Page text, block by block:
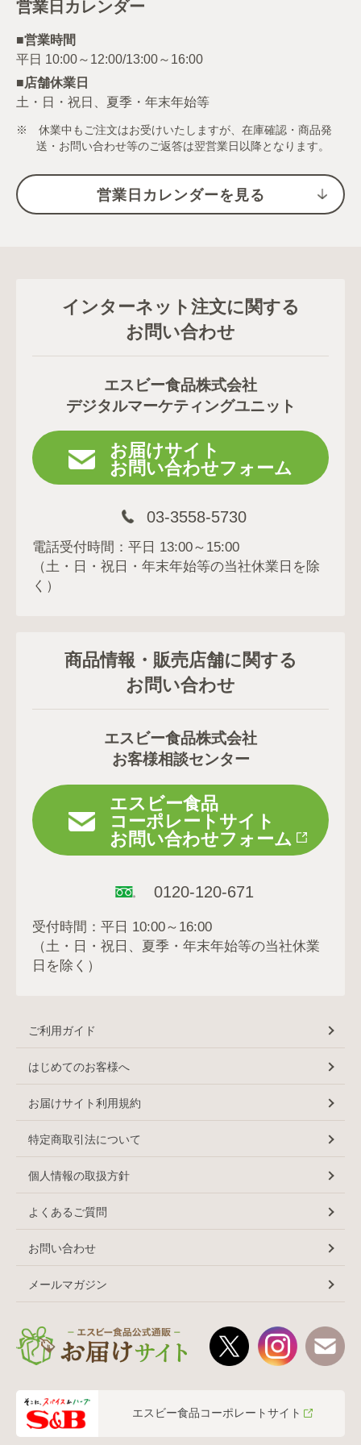
営業日カレンダー
■営業時間
■店舗休業日
土・日・祝日、夏季・年末年始等
※ 休業中もご注文はお受けいたしますが、在庫確認・商品発
送・お問い合わせ等のご返答は翌営業日以降となります。
営業日カレンダーを見る
インターネット注文に関する
お問い合わせ
エスビー食品株式会社
デジタルマーケティングユニット
お届けサイト
お問い合わせフォーム
03-3558-5730
電話受付時間：平日 13:00～15:00
（土・日・祝日・年末年始等の当社休業日を除
く）
商品情報・販売店舗に関する
お問い合わせ
エスビー食品株式会社
お客様相談センター
エスビー食品
コーポレートサイト
お問い合わせフォーム
0120-120-671
受付時間：平日 10:00～16:00
（土・日・祝日、夏季・年末年始等の当社休業
日を除く）
ご利用ガイド
はじめてのお客様へ
お届けサイト利用規約
特定商取引法について
個人情報の取扱方針
よくあるご質問
お問い合わせ
メールマガジン
エスビー食品コーポレートサイト